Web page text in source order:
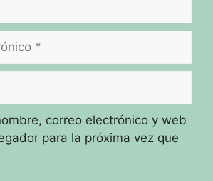
correo electrónico y web
para la próxima vez que